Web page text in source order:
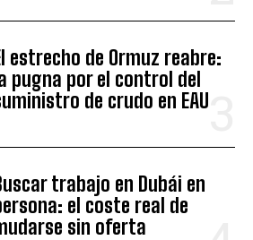
estrecho de Ormuz reabre:
pugna por el control del
de crudo en EAU
trabajo en Dubái en
el coste real de
sin oferta